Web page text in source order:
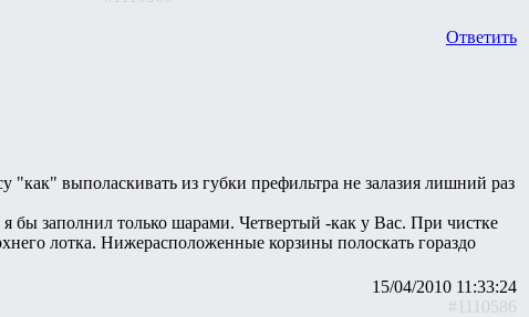
Ответить
выполаскивать из губки префильтра не залазия лишний раз
бы заполнил только шарами. Четвертый -как у Вас. При чистке
лотка. Нижерасположенные корзины полоскать гораздо
15/04/2010 11:33:24
#1110586